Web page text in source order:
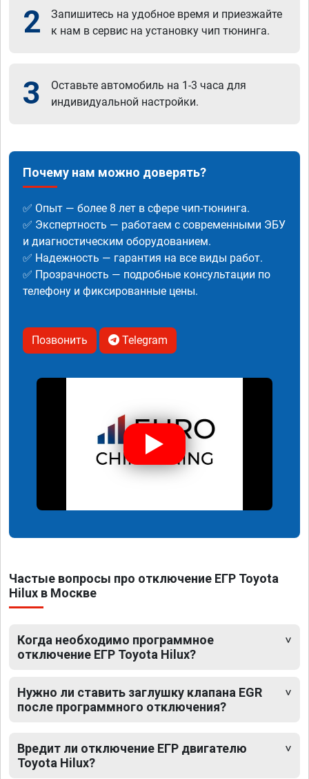
2
Запишитесь на удобное время и приезжайте
к нам в сервис на установку чип тюнинга.
3
Оставьте автомобиль на 1-3 часа для
индивидуальной настройки.
Почему нам можно доверять?
✅ Опыт — более 8 лет в сфере чип-тюнинга.
✅ Экспертность — работаем с современными ЭБУ
и диагностическим оборудованием.
✅ Надежность — гарантия на все виды работ.
✅ Прозрачность — подробные консультации по
телефону и фиксированные цены.
Позвонить Telegram
Частые вопросы про отключение ЕГР Toyota
Hilux в Москве
Когда необходимо программное
отключение ЕГР Toyota Hilux?
Нужно ли ставить заглушку клапана EGR
после программного отключения?
Вредит ли отключение ЕГР двигателю
Toyota Hilux?